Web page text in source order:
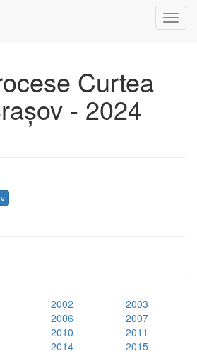
Curtea
- 2024
2002
2003
2006
2007
2010
2011
2014
2015